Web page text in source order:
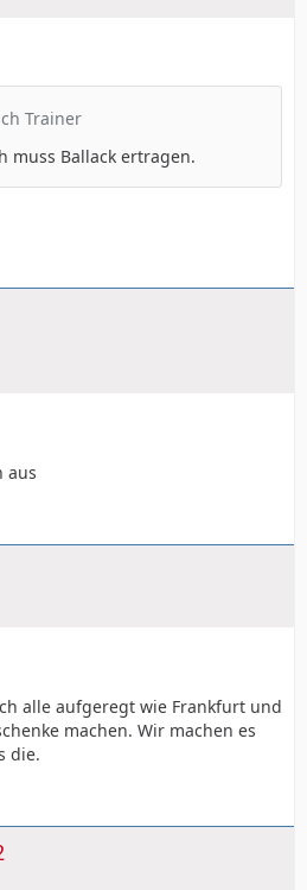
Trainer
muss Ballack ertragen.
aus
alle aufgeregt wie Frankfurt und
machen. Wir machen es
die.